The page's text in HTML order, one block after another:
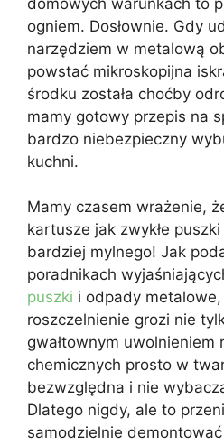
ogniem. Dosłownie. Gdy
narzędziem w metalową
powstać mikroskopijna
środku została choćby
mamy gotowy przepis na
bardzo niebezpieczny
kuchni.
Mamy czasem wrażenie,
kartusze jak zwykłe
bardziej mylnego! Jak
poradnikach
puszki i odpady
roszczelnienie grozi nie
gwałtownym uwolnieniem
chemicznych prosto w
bezwzględna i nie
Dlatego nigdy, ale to
samodzielnie